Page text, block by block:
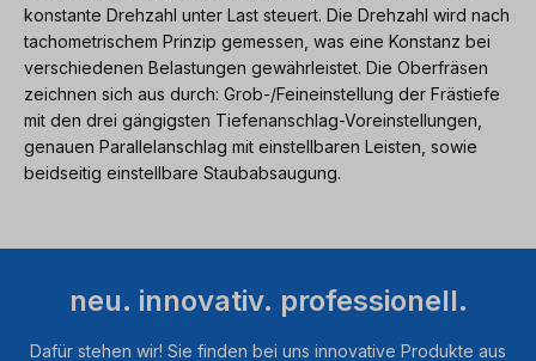
konstante Drehzahl unter Last steuert. Die Drehzahl wird nach
tachometrischem Prinzip gemessen, was eine Konstanz bei
verschiedenen Belastungen gewährleistet. Die Oberfräsen
zeichnen sich aus durch: Grob-/Feineinstellung der Frästiefe
mit den drei gängigsten Tiefenanschlag-Voreinstellungen,
genauen Parallelanschlag mit einstellbaren Leisten, sowie
beidseitig einstellbare Staubabsaugung.
neu. innovativ. professionell.
Dafür stehen wir! Sie finden bei uns innovative Produkte aus